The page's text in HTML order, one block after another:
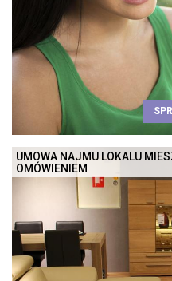
UMOWA NAJMU LOKALU
OMÓWIENIEM